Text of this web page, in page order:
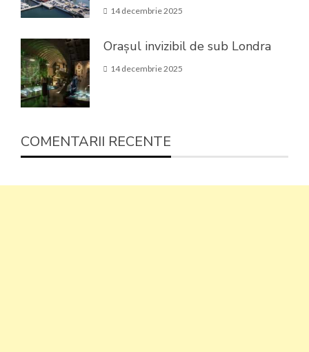
14 decembrie 2025
Orașul invizibil de sub Londra
14 decembrie 2025
COMENTARII RECENTE